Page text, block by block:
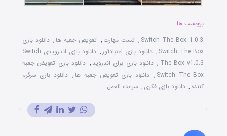
برچسب ها
Switch The Box 1.0.3
, تست مهارت , تعویض جعبه ها , دانلود بازی
Switch The Box
, دانلود بازی اعتیادآور ,
دانلود بازی اندرویدی Switch
The Box v1.0.3
, دانلود بازی برای اندروید , دانلود بازی تعویض جعبه
Switch The Box
, دانلود بازی تعویض جعبه ها , دانلود بازی سرگرم
کننده , دانلود بازی فکری , سرعت العمل